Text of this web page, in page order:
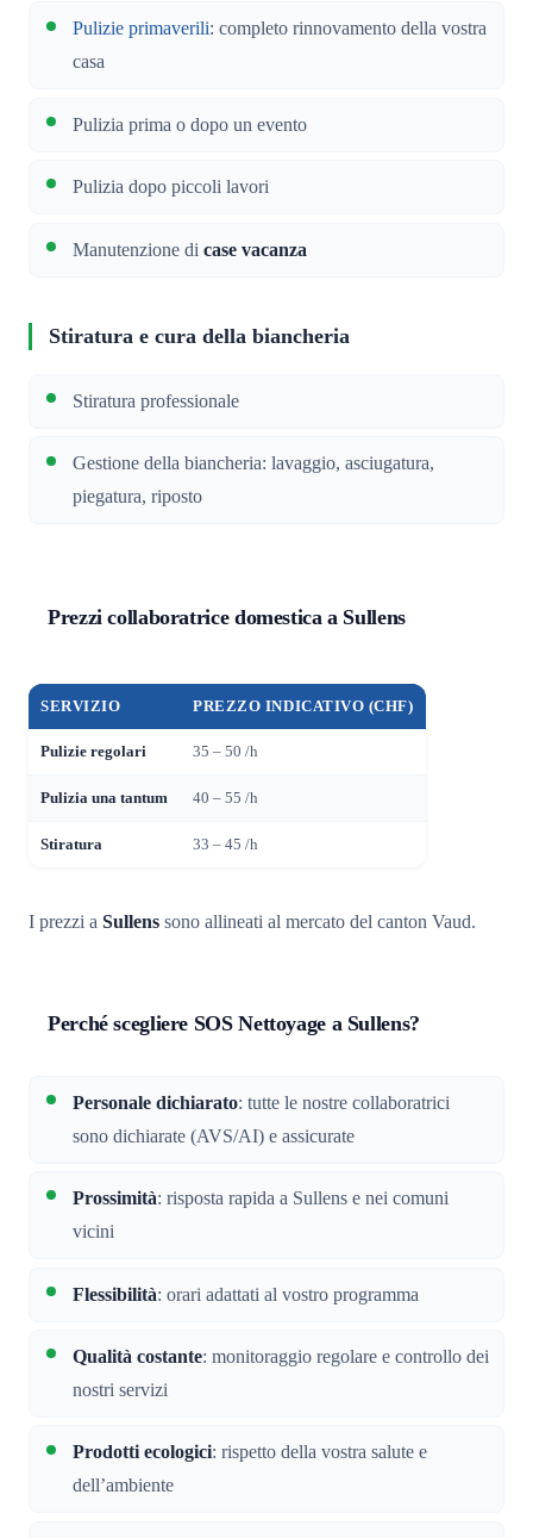
Pulizie primaverili: completo rinnovamento della vostra
casa
Pulizia prima o dopo un evento
Pulizia dopo piccoli lavori
Manutenzione di case vacanza
Stiratura e cura della biancheria
Stiratura professionale
Gestione della biancheria: lavaggio, asciugatura,
piegatura, riposto
Prezzi collaboratrice domestica a Sullens
SERVIZIO PREZZO INDICATIVO (CHF)
Pulizie regolari 35 – 50 /h
Pulizia una tantum 40 – 55 /h
Stiratura 33 – 45 /h
I prezzi a Sullens sono allineati al mercato del canton Vaud.
Perché scegliere SOS Nettoyage a Sullens?
Personale dichiarato: tutte le nostre collaboratrici
sono dichiarate (AVS/AI) e assicurate
Prossimità: risposta rapida a Sullens e nei comuni
vicini
Flessibilità: orari adattati al vostro programma
Qualità costante: monitoraggio regolare e controllo dei
nostri servizi
Prodotti ecologici: rispetto della vostra salute e
dell’ambiente